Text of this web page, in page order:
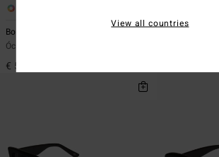
Boot
Óculos de sol Castanho Unissex
€ 59,95
Gordon
View all countries